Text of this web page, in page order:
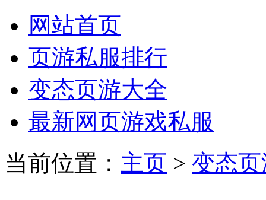
网站首页
页游私服排行
变态页游大全
最新网页游戏私服
当前位置： 主页 > 变态